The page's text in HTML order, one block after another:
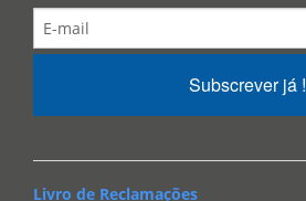
Subscrever já !
Livro de Reclamações